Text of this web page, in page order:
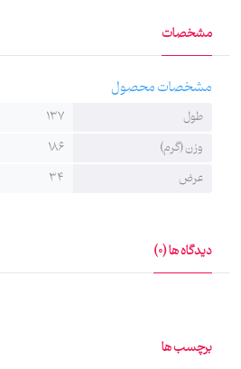
تولید و چاپ شده است. همچنین
به‌صورت دستی و چه به‌صورت ماشینی است.
مشخصات
مشخصات محصول
طول
137
وزن (گرم)
186
عرض
34
دیدگاه ها (0)
برچسب ها